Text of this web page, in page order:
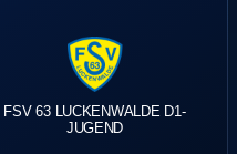
FSV 63 LUCKENWALDE D1-
JUGEND